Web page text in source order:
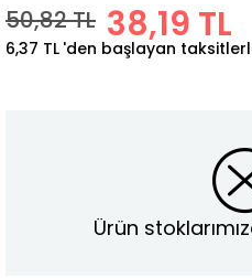
50,82 TL 38,19 TL
6,37 TL 'den başlayan
Ürün